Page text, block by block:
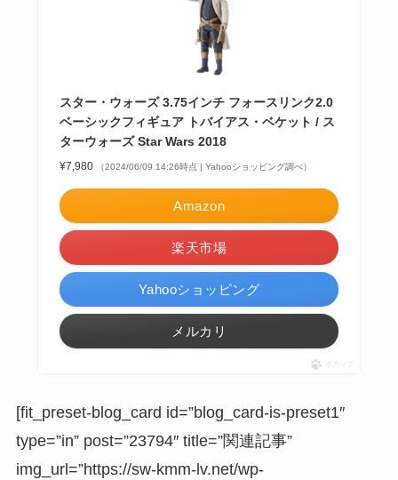
スター・ウォーズ 3.75インチ フォースリンク2.0
ベーシックフィギュア トバイアス・ベケット / ス
ターウォーズ Star Wars 2018
¥7,980 （2024/06/09 14:26時点 | Yahooショッピング調べ）
Amazon
楽天市場
Yahooショッピング
メルカリ
ポチップ
[fit_preset-blog_card id=”blog_card-is-preset1″
type=”in” post=”23794″ title=”関連記事”
img_url=”https://sw-kmm-lv.net/wp-